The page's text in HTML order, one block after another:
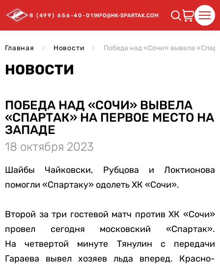
8 (499) 656-40-01INFO@HK-SPARTAK.COM
Главная Новости Победа над «Сочи» вывела
НОВОСТИ
ПОБЕДА НАД «СОЧИ» ВЫВЕЛА
«СПАРТАК» НА ПЕРВОЕ МЕСТО НА
ЗАПАДЕ
18 октября 2023
Шайбы Чайковски, Рубцова и Локтионова
помогли «Спартаку» одолеть ХК «Сочи».
Второй за три гостевой матч против ХК «Сочи»
провел сегодня московский «Спартак».
На четвертой минуте Тянулин с передачи
Гараева вывел хозяев льда вперед. Красно-